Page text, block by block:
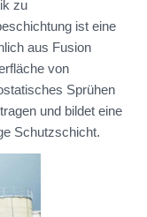
zu
ist eine
aus Fusion
von
Sprühen
und bildet eine
Schutzschicht.